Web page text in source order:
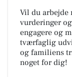
Vil du arbejde
vurderinger
engagere og
tværfaglig
og familiens
noget for dig!